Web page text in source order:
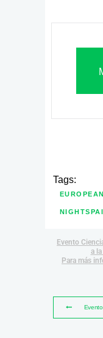
Tags:
Evento
a
Para más